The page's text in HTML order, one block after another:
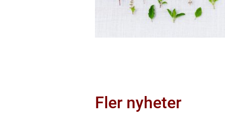
Fler nyheter